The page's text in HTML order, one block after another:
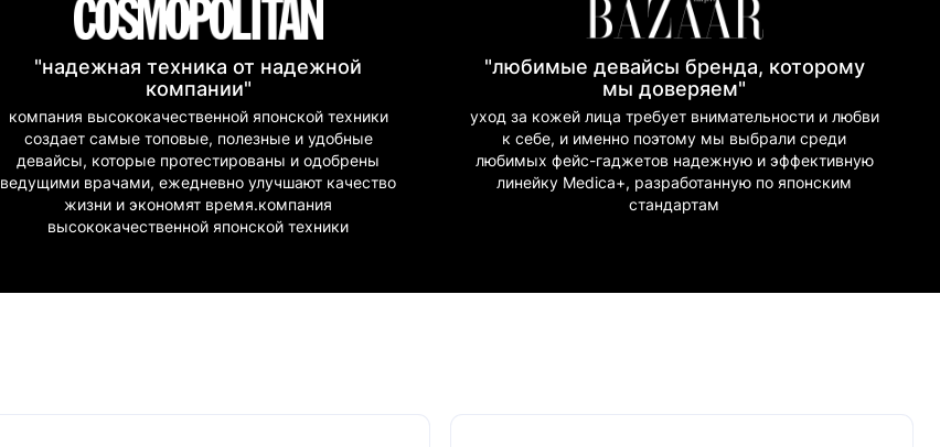
"надежная техника от надежной
компании"
компания высококачественной японской техники
создает самые топовые, полезные и удобные
девайсы, которые протестированы и одобрены
ведущими врачами, ежедневно улучшают качество
жизни и экономят время.компания
высококачественной японской техники
"любимые девайсы бренда, которому
мы доверяем"
уход за кожей лица требует внимательности и любви
к себе, и именно поэтому мы выбрали среди
любимых фейс-гаджетов надежную и эффективную
линейку Medica+, разработанную по японским
стандартам